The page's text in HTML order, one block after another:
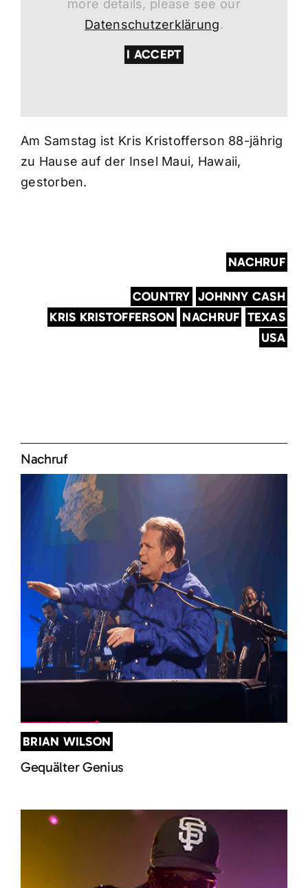
more details, please see our
Datenschutzerklärung.
I ACCEPT
Am Samstag ist Kris Kristofferson 88-jährig
zu Hause auf der Insel Maui, Hawaii,
gestorben.
NACHRUF
COUNTRY JOHNNY CASH
KRIS KRISTOFFERSON NACHRUF TEXAS
USA
Nachruf
BRIAN WILSON
Gequälter Genius